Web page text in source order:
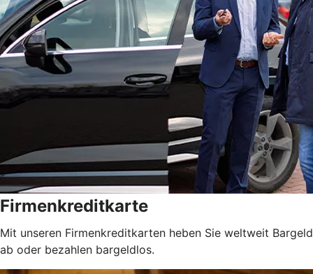
Firmenkreditkarte
Mit unseren Firmenkreditkarten heben Sie weltweit Bargeld
ab oder bezahlen bargeldlos.